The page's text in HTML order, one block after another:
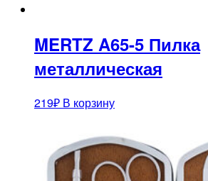
MERTZ A65-5 Пилка
металлическая
219₽ В корзину